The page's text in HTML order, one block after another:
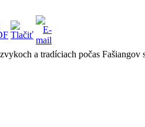
a tradíciach počas